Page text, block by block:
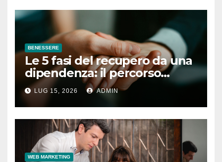
BENESSERE
Le 5 fasi del recupero da una
dipendenza: il percorso
completo
LUG 15, 2026 ADMIN
WEB MARKETING